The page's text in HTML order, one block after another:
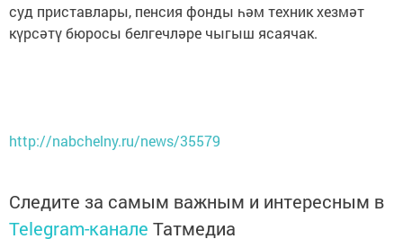
суд приставлары, пенсия фонды һәм техник хезмәт
күрсәтү бюросы белгечләре чыгыш ясаячак.
http://nabchelny.ru/news/35579
Следите за самым важным и интересным в
Telegram-канале Татмедиа